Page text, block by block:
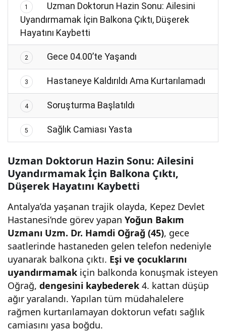
1
Uzman Doktorun Hazin Sonu: Ailesini
Uyandırmamak İçin Balkona Çıktı, Düşerek
Hayatını Kaybetti
2 Gece 04.00’te Yaşandı
3 Hastaneye Kaldırıldı Ama Kurtarılamadı
4 Soruşturma Başlatıldı
5 Sağlık Camiası Yasta
Uzman Doktorun Hazin Sonu: Ailesini
Uyandırmamak İçin Balkona Çıktı,
Düşerek Hayatını Kaybetti
Antalya’da yaşanan trajik olayda, Kepez Devlet
Hastanesi’nde görev yapanYoğun Bakım
Uzmanı Uzm. Dr. Hamdi Oğrağ (45), gece
saatlerinde hastaneden gelen telefon nedeniyle
uyanarak balkona çıktı. Eşi ve çocuklarını
uyandırmamak için balkonda konuşmak isteyen
Oğrağ,dengesini kaybederek 4. kattan düşüp
ağır yaralandı. Yapılan tüm müdahalelere
rağmen kurtarılamayan doktorun vefatı sağlık
camiasını yasa boğdu.